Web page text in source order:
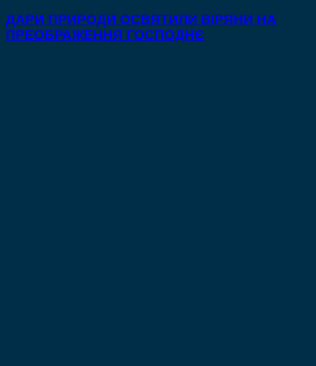
ДАРИ ПРИРОДИ ОСВЯТИЛИ ВІРЯНИ НА
ПРЕОБРАЖЕННЯ ГОСПОДНЄ